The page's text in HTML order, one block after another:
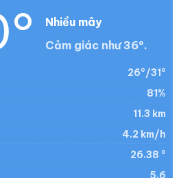
Nhiều mây
Cảm giác như 36°.
26°/31°
81%
11.3 km
4.2 km/h
26.38 °
5.6